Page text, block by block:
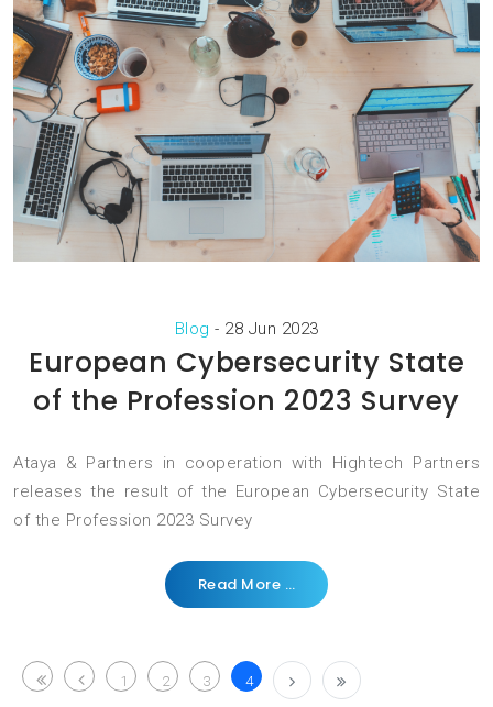
Blog - 28 Jun 2023
European Cybersecurity State
of the Profession 2023 Survey
Ataya & Partners in cooperation with Hightech Partners
releases the result of the European Cybersecurity State
of the Profession 2023 Survey
Read More …
1 2 3 4